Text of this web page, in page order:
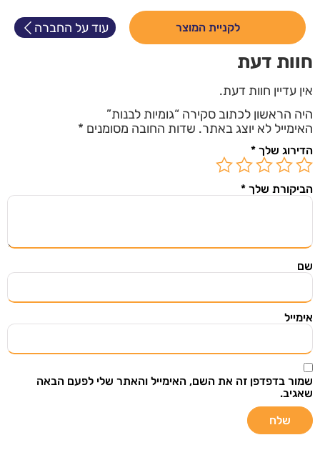
לקניית המוצר עוד על החברה
חוות דעת
אין עדיין חוות דעת.
היה הראשון לכתוב סקירה “גומיות לבנות”
האימייל לא יוצג באתר. שדות החובה מסומנים *
הדירוג שלך *
הביקורת שלך *
שם
אימייל
שמור בדפדפן זה את השם, האימייל והאתר שלי לפעם הבאה
שאגיב.
ודילים שווים שנבחרו בקפידה מתוך אתרי מכירות
אני רוצה לקבל עדכונים במייל ואני מאשר/ת
שקראתי את
שליחה